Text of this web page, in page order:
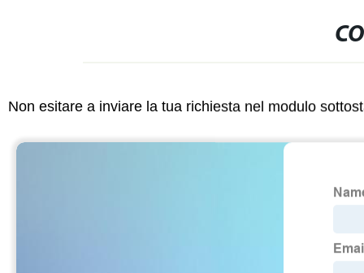
Non esitare a inviare la tua richiesta nel modulo